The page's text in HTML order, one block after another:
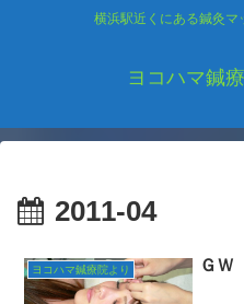
横浜駅近くにある鍼灸マ
ヨコハマ鍼
2011-04
ヨコハマ鍼療院より ＧＷ